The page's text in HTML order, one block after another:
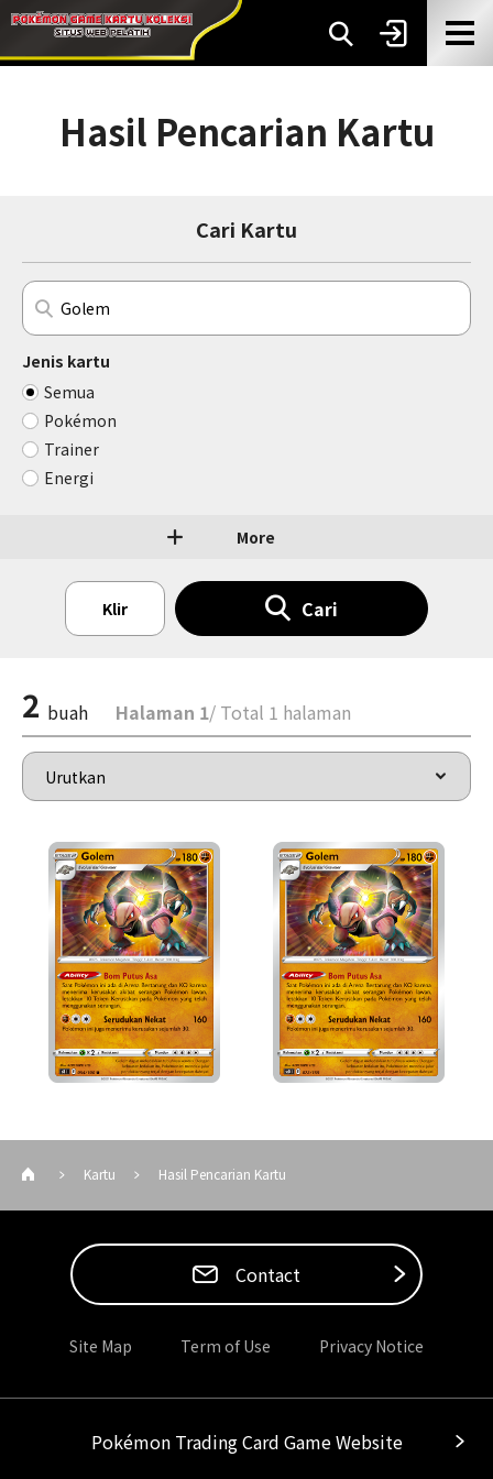
Hasil Pencarian Kartu
Cari Kartu
Jenis kartu
Semua
Pokémon
Trainer
Energi
More
Klir Cari
2 buah Halaman 1/ Total 1 halaman
Kartu Hasil Pencarian Kartu
Contact
Site Map Term of Use Privacy Notice
Pokémon Trading Card Game Website